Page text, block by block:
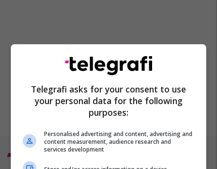
Top 5
Telegrafi asks for your consent to use
your personal data for the following
purposes:
Personalised advertising and content, advertising and
content measurement, audience research and
services development